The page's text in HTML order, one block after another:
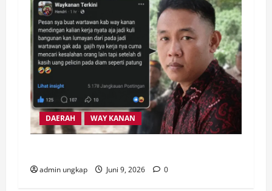
DAERAH WAY KANAN
admin ungkap Juni 9, 2026 0